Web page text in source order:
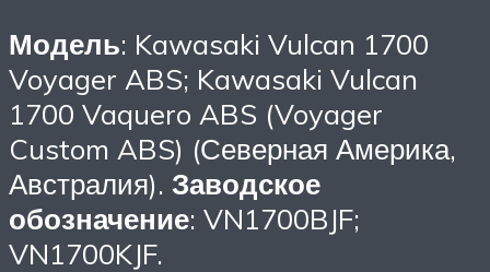
Модель: Kawasaki Vulcan 1700
Voyager ABS; Kawasaki Vulcan
1700 Vaquero ABS (Voyager
Custom ABS) (Северная Америка,
Австралия). Заводское
обозначение: VN1700BJF;
VN1700KJF.